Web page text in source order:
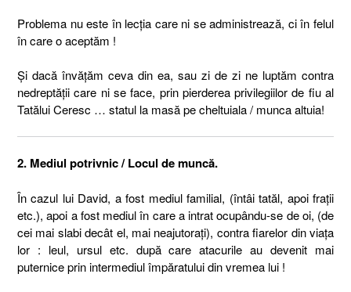
Problema nu este în lecţia care ni se administrează, ci în felul
în care o aceptăm !
Şi dacă învăţăm ceva din ea, sau zi de zi ne luptăm contra
nedreptăţii care ni se face, prin pierderea privilegiilor de fiu al
Tatălui Ceresc … statul la masă pe cheltuiala / munca altuia!
2. Mediul potrivnic / Locul de muncă.
În cazul lui David, a fost mediul familial, (întâi tatăl, apoi fraţii
etc.), apoi a fost mediul în care a intrat ocupându-se de oi, (de
cei mai slabi decât el, mai neajutoraţi), contra fiarelor din viaţa
lor : leul, ursul etc. după care atacurile au devenit mai
puternice prin intermediul împăratului din vremea lui !